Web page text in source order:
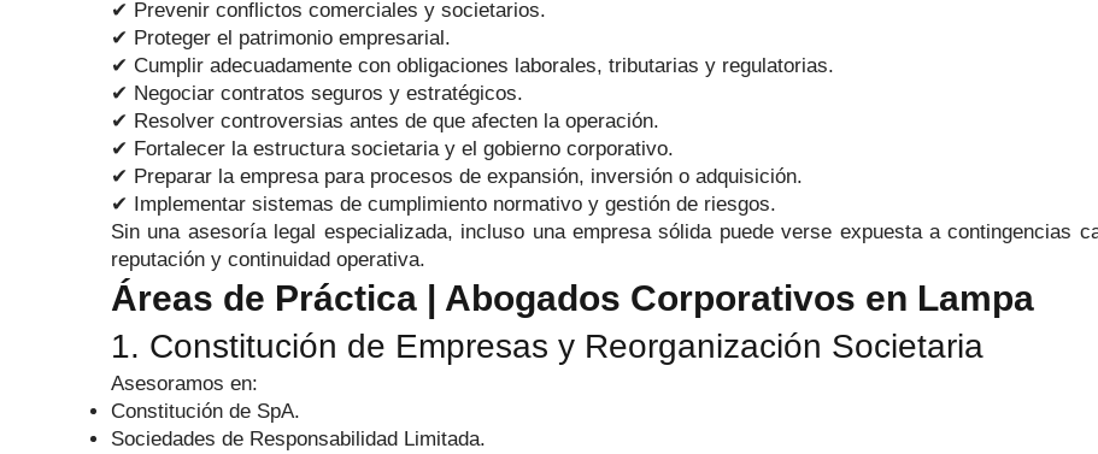
✔ Prevenir conflictos comerciales y societarios.
✔ Proteger el patrimonio empresarial.
✔ Cumplir adecuadamente con obligaciones laborales, tributarias y regulatorias.
✔ Negociar contratos seguros y estratégicos.
✔ Resolver controversias antes de que afecten la operación.
✔ Fortalecer la estructura societaria y el gobierno corporativo.
✔ Preparar la empresa para procesos de expansión, inversión o adquisición.
✔ Implementar sistemas de cumplimiento normativo y gestión de riesgos.
Sin una asesoría legal especializada, incluso una empresa sólida puede verse expuesta a contingencias
reputación y continuidad operativa.
Áreas de Práctica | Abogados Corporativos en Lampa
1. Constitución de Empresas y Reorganización Societaria
Asesoramos en:
Constitución de SpA.
Sociedades de Responsabilidad Limitada.